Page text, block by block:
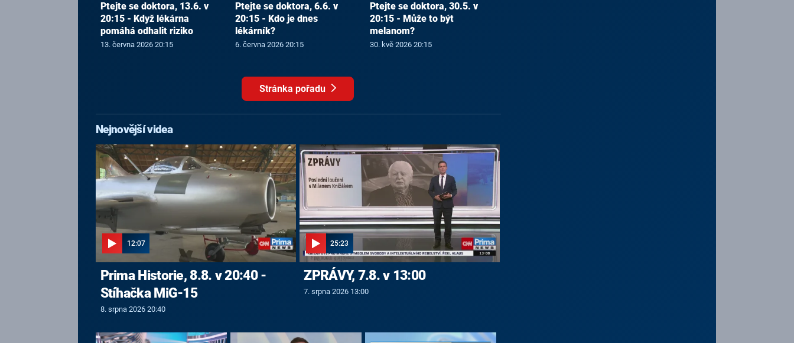
Ptejte se doktora, 13.6. v
20:15 - Když lékárna
pomáhá odhalit riziko
13. června 2026 20:15
Ptejte se doktora, 6.6. v
20:15 - Kdo je dnes
lékárník?
6. června 2026 20:15
Ptejte se doktora, 30.5. v
20:15 - Může to být
melanom?
30. kvě 2026 20:15
Stránka pořadu
Nejnovější videa
12:07
Prima Historie, 8.8. v 20:40 -
Stíhačka MiG-15
8. srpna 2026 20:40
25:23
ZPRÁVY, 7.8. v 13:00
7. srpna 2026 13:00